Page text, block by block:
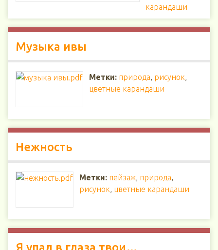
карандаши
Музыка ивы
Метки: природа, рисунок,
цветные карандаши
Нежность
Метки: пейзаж, природа,
рисунок, цветные карандаши
Я упал в глаза твои…